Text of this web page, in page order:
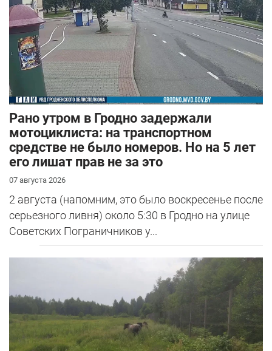
Рано утром в Гродно задержали
мотоциклиста: на транспортном
средстве не было номеров. Но на 5 лет
его лишат прав не за это
07 августа 2026
2 августа (напомним, это было воскресенье после
серьезного ливня) около 5:30 в Гродно на улице
Советских Пограничников у...